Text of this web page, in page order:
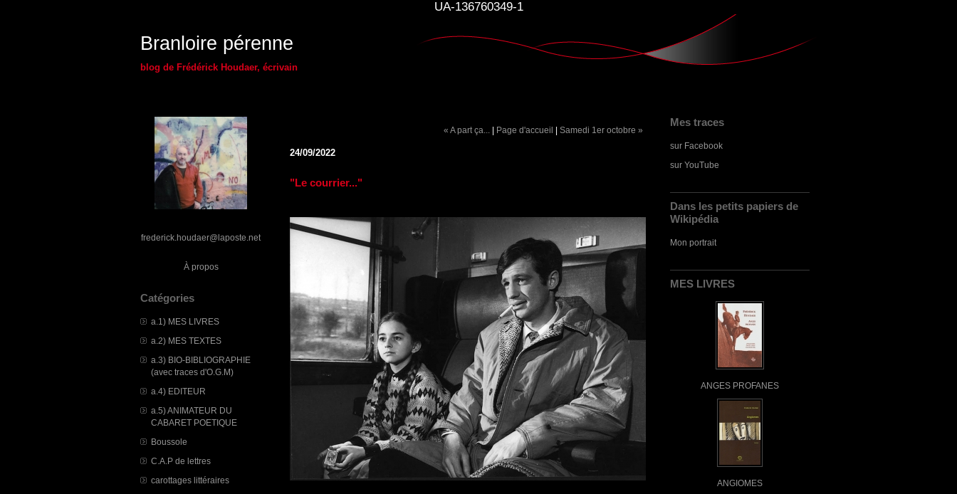
UA-136760349-1
Branloire pérenne
blog de Frédérick Houdaer, écrivain
frederick.houdaer@laposte.net
À propos
Catégories
a.1) MES LIVRES
a.2) MES TEXTES
a.3) BIO-BIBLIOGRAPHIE
(avec traces d'O.G.M)
a.4) EDITEUR
a.5) ANIMATEUR DU
CABARET POETIQUE
Boussole
C.A.P de lettres
carottages littéraires
Mes traces
sur Facebook
sur YouTube
Dans les petits papiers de
Wikipédia
Mon portrait
MES LIVRES
ANGES PROFANES
ANGIOMES
« A part ça... | Page d'accueil | Samedi 1er octobre »
24/09/2022
"Le courrier..."